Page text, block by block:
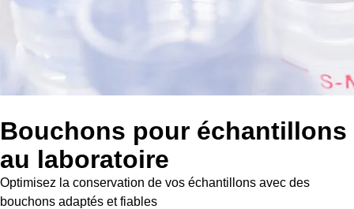
Bouchons pour échantillons
au laboratoire
Optimisez la conservation de vos échantillons avec des
bouchons adaptés et fiables